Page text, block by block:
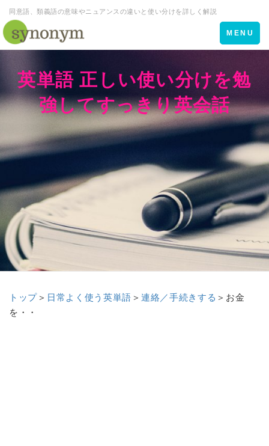
同意語、類義語の意味やニュアンスの違いと使い分けを詳しく解説
Toggle
navigation
MENU
英単語 正しい使い分けを勉
強してすっきり英会話
トップ＞ 日常よく使う英単語 ＞ 連絡／手続きする ＞ お金
を・・